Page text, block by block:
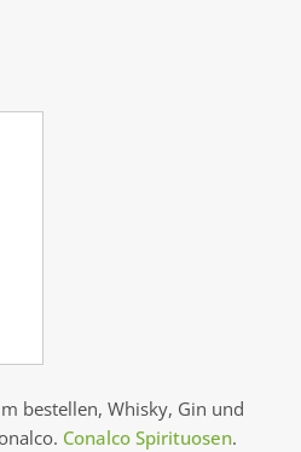
bestellen, Whisky, Gin und
Conalco Spirituosen.